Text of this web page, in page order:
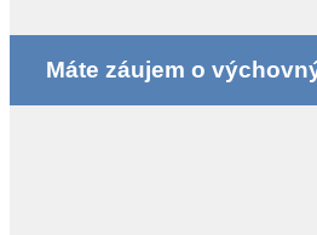
Máte záujem o